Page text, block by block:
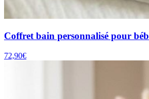
Coffret bain personnalisé pour
72,90€